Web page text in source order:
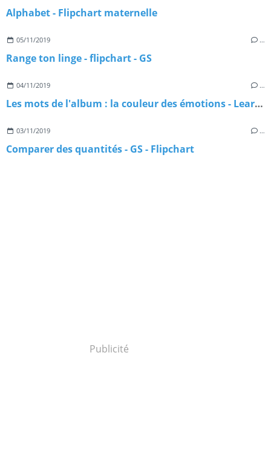
Alphabet - Flipchart maternelle
05/11/2019 …
Range ton linge - flipchart - GS
04/11/2019 …
Les mots de l'album : la couleur des émotions - Learningapps
03/11/2019 …
Comparer des quantités - GS - Flipchart
Publicité